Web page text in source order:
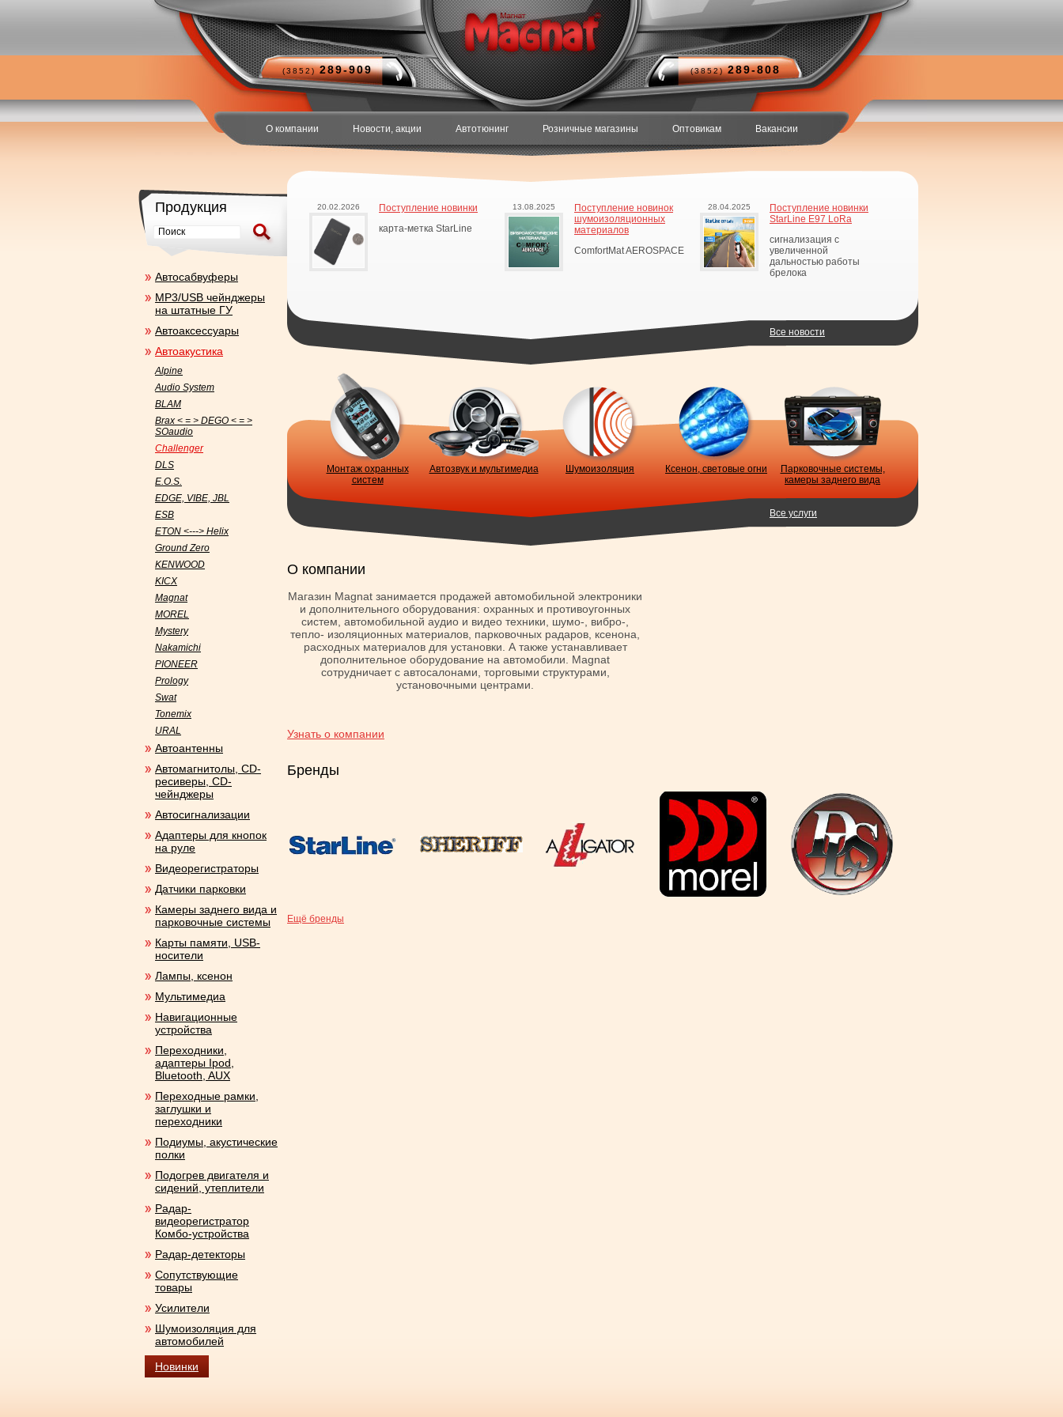
(3852)289-909 (3852)289-808
О компании Новости, акции Автотюнинг Розничные магазины Оптовикам Вакансии
20.02.2026
Поступление новинки
карта-метка StarLine
13.08.2025
Поступление новинок
шумоизоляционных
материалов
ComfortMat AEROSPACE
28.04.2025
Поступление новинки
StarLine E97 LoRa
сигнализация с
увеличенной
дальностью работы
брелока
Все новости
Монтаж охранных
систем
Автозвук и мультимедиа Шумоизоляция Ксенон, световые огни
Парковочные системы,
камеры заднего вида
Все услуги
О компании
Магазин Magnat занимается продажей автомобильной электроники
и дополнительного оборудования: охранных и противоугонных
систем, автомобильной аудио и видео техники, шумо-, вибро-,
тепло- изоляционных материалов, парковочных радаров, ксенона,
расходных материалов для установки. А также устанавливает
дополнительное оборудование на автомобили. Magnat
сотрудничает с автосалонами, торговыми структурами,
установочными центрами.
Узнать о компании
Бренды
Ещё бренды
Продукция
Aвтосабвуферы
MP3/USB чейнджеры
на штатные ГУ
Автоаксесcуары
Автоакустика
Alpine
Audio System
BLAM
Brax < = > DEGO < = >
SOaudio
Challenger
DLS
E.O.S.
EDGE, VIBE, JBL
ESB
ETON <---> Helix
Ground Zero
KENWOOD
KICX
Magnat
MOREL
Mystery
Nakamichi
PIONEER
Prology
Swat
Tonemix
URAL
Автоантенны
Автомагнитолы, CD-
ресиверы, CD-
чейнджеры
Автосигнализации
Адаптеры для кнопок
на руле
Видеорегистраторы
Датчики парковки
Камеры заднего вида и
парковочные системы
Карты памяти, USB-
носители
Лампы, ксенон
Мультимедиа
Навигационные
устройства
Переходники,
адаптеры Ipod,
Bluetooth, AUX
Переходные рамки,
заглушки и
переходники
Подиумы, акустические
полки
Подогрев двигателя и
сидений, утеплители
Радар-
видеорегистратор
Комбо-устройства
Радар-детекторы
Сопутствующие
товары
Усилители
Шумоизоляция для
автомобилей
Новинки